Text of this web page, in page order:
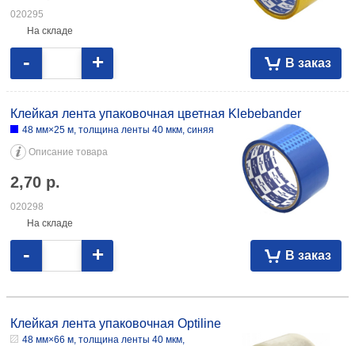
020295
На складе
В заказ
- +
Клейкая лента упаковочная цветная Klebebander
48 мм×25 м, толщина ленты 40 мкм, синяя
Описание товара
2,70 р.
020298
На складе
В заказ
- +
мкм, прозрачная 2,92 105333 48 мм×66 м, толщина ленты 45 мкм,
коричневая 3,66 105334
Клейкая лента упаковочная Optiline
48 мм×66 м, толщина ленты 40 мкм,